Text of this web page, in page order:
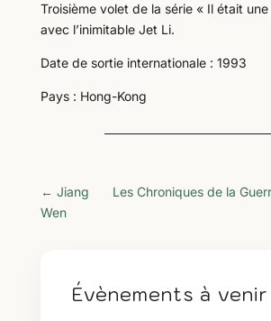
Troisième volet de la série « Il était
avec l’inimitable Jet Li.
Date de sortie internationale : 1993
Pays : Hong-Kong
← Jiang
Wen
Les Chroniques de la
Évènements à venir